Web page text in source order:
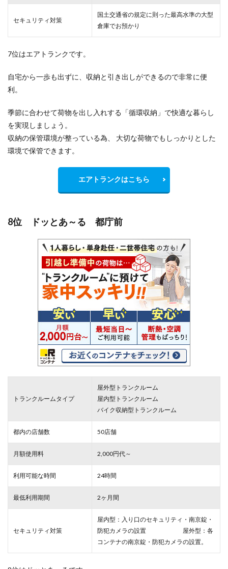
セキュリティ対策
国土交通省の規定に則った最高水準の大型
倉庫でお預かり
7位はエアトランクです。
自宅から一歩も出ずに、収納と引き出しができるので非常に便
利。
季節に合わせて荷物を出し入れする「循環収納」で快適な暮らし
を実現しましょう。
収納の保管環境が整っている為、 大切な荷物でもしっかりとした
環境で保管できます。
エアトランクはこちら
8位 ドッとあ～る 都庁前
トランクルームタイプ
屋外型トランクルーム
屋内型トランクルーム
バイク収納型トランクルーム
都内の店舗数 50店舗
月額使用料 2,000円代～
利用可能な時間 24時間
最低利用期間 2ヶ月間
セキュリティ対策
屋内型：入り口のセキュリティ・南京錠・
防犯カメラの設置 屋外型：各
コンテナの南京錠・防犯カメラの設置。